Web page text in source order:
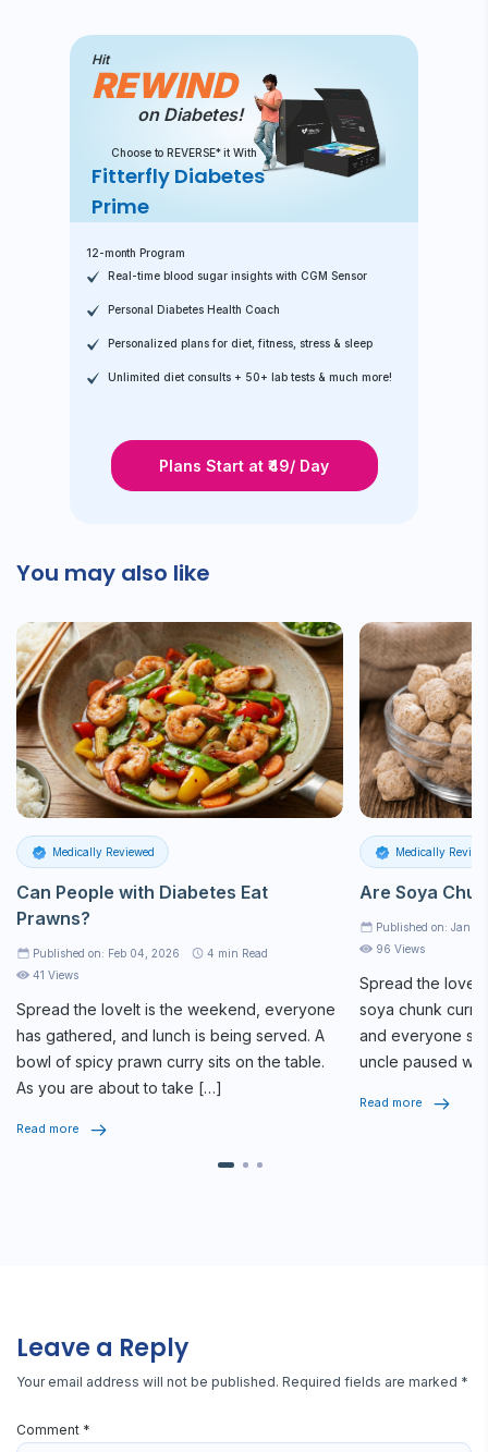
Hit
REWIND
on Diabetes!
Choose to REVERSE* it With
Fitterfly Diabetes
Prime
12-month Program
Real-time blood sugar insights with CGM Sensor
Personal Diabetes Health Coach
Personalized plans for diet, fitness, stress & sleep
Unlimited diet consults + 50+ lab tests & much more!
Plans Start at ₹49/ Day
You may also like
Medically Reviewed
Can People with Diabetes Eat
Prawns?
Published on: Feb 04, 2026 4 min Read
41 Views
Spread the loveIt is the weekend, everyone
has gathered, and lunch is being served. A
bowl of spicy prawn curry sits on the table.
As you are about to take […]
Read more
Medically
Are Soya
Published on: Jan
96 Views
Spread the
soya chunk
and everyone
uncle paused
Read more
Leave a Reply
Your email address will not be published. Required fields are marked *
Comment *